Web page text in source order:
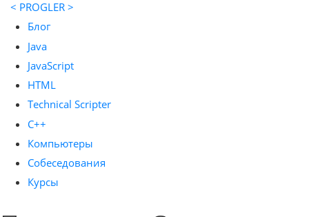
< PROGLER >
Блог
Java
JavaScript
HTML
Technical Scripter
C++
Компьютеры
Собеседования
Курсы